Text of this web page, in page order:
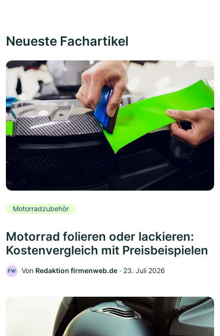
Neueste Fachartikel
Motorradzubehör
Motorrad folieren oder lackieren:
Kostenvergleich mit Preisbeispielen
FW Von Redaktion firmenweb.de ‧ 23. Juli 2026